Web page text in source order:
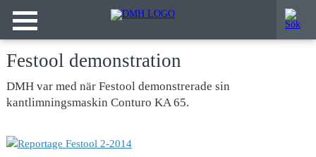
Festool demonstration
DMH var med när Festool demonstrerade sin
kantlimningsmaskin Conturo KA 65.